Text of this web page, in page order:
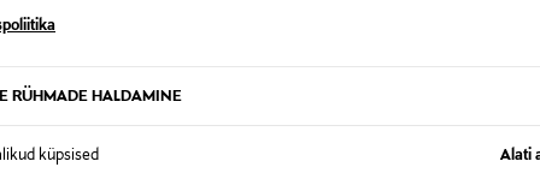
RÜHMADE HALDAMINE
küpsised Alati